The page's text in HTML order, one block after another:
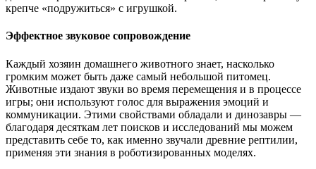
крепче «подружиться» с игрушкой.
Эффектное звуковое сопровождение
Каждый хозяин домашнего животного знает, насколько
громким может быть даже самый небольшой питомец.
Животные издают звуки во время перемещения и в процессе
игры; они используют голос для выражения эмоций и
коммуникации. Этими свойствами обладали и динозавры —
благодаря десяткам лет поисков и исследований мы можем
представить себе то, как именно звучали древние рептилии,
применяя эти знания в роботизированных моделях.